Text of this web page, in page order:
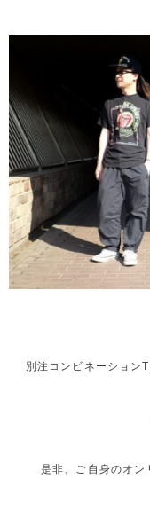
別注コンビネーション
是非、ご自身のオン